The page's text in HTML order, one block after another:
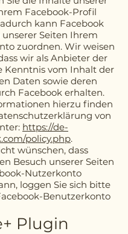
Facebook-Profil
kann Facebook
Seiten Ihrem
zuordnen. Wir weisen
wir als Anbieter der
Kenntnis vom Inhalt der
Daten sowie deren
Facebook erhalten.
hierzu finden
von
https://de-
policy.php.
wünschen, dass
Besuch unserer Seiten
Nutzerkonto
loggen Sie sich bitte
Benutzerkonto
Plugin